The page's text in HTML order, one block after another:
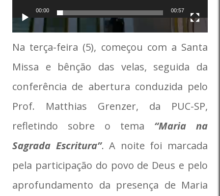
00:00 00:57
Na terça-feira (5), começou com a Santa
Missa e bênção das velas, seguida da
conferência de abertura conduzida pelo
Prof. Matthias Grenzer, da PUC-SP,
refletindo sobre o tema “Maria na
Sagrada Escritura”. A noite foi marcada
pela participação do povo de Deus e pelo
aprofundamento da presença de Maria